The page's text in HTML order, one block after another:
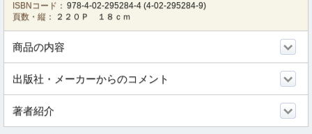
ISBNコード： 978-4-02-295284-4 (4-02-295284-9)
頁数・縦：
２２０Ｐ １８ｃｍ
商品の内容
出版社・メーカーからのコメント
著者紹介